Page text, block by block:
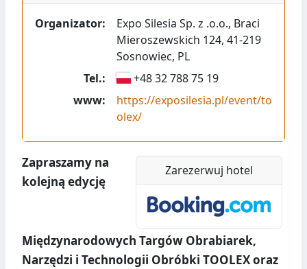
Organizator: Expo Silesia Sp. z .o.o., Braci
Mieroszewskich 124, 41-219
Sosnowiec, PL
Tel.:
+48 32 788 75 19
www:
https://exposilesia.pl/event/to
olex/
Zarezerwuj hotel
Zapraszamy na
kolejną edycję
Międzynarodowych Targów Obrabiarek,
Narzędzi i Technologii Obróbki TOOLEX oraz